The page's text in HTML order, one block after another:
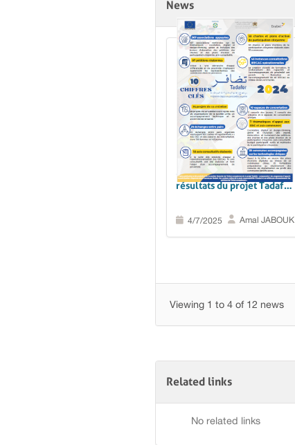
News
Maroc : Découvrez les
résultats du projet Tadafor
Amal JABOUK
4/7/2025
Viewing 1 to 4 of 12 news
Related links
No related links